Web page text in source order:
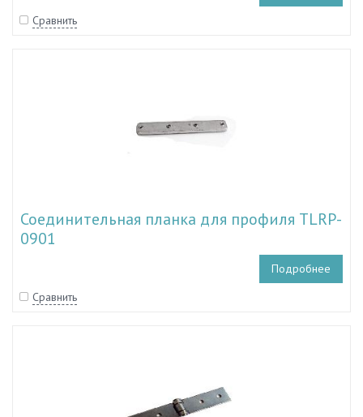
Сравнить
Соединительная планка для профиля TLRP-
0901
Подробнее
Сравнить